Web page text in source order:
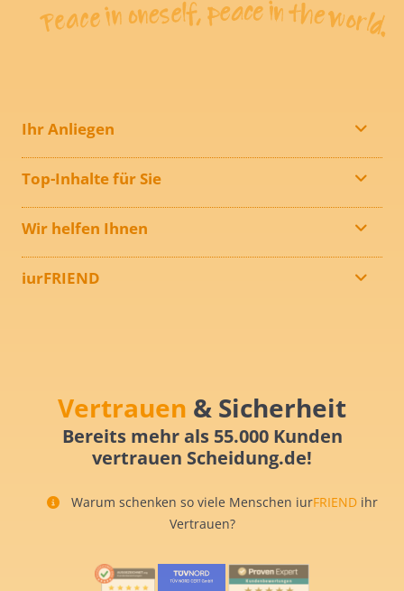
Ihr Anliegen
Top-Inhalte für Sie
Wir helfen Ihnen
iurFRIEND
Vertrauen & Sicherheit
Bereits mehr als 55.000 Kunden
vertrauen Scheidung.de!
Warum schenken so viele Menschen iurFRIEND ihr
Vertrauen?